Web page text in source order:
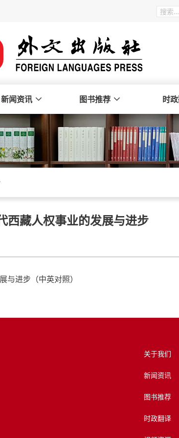
新闻资讯 图书推荐 时
西藏人权事业的发展与进步
与进步（中英对照）
关于我们
新闻资讯
图书推荐
时政翻译